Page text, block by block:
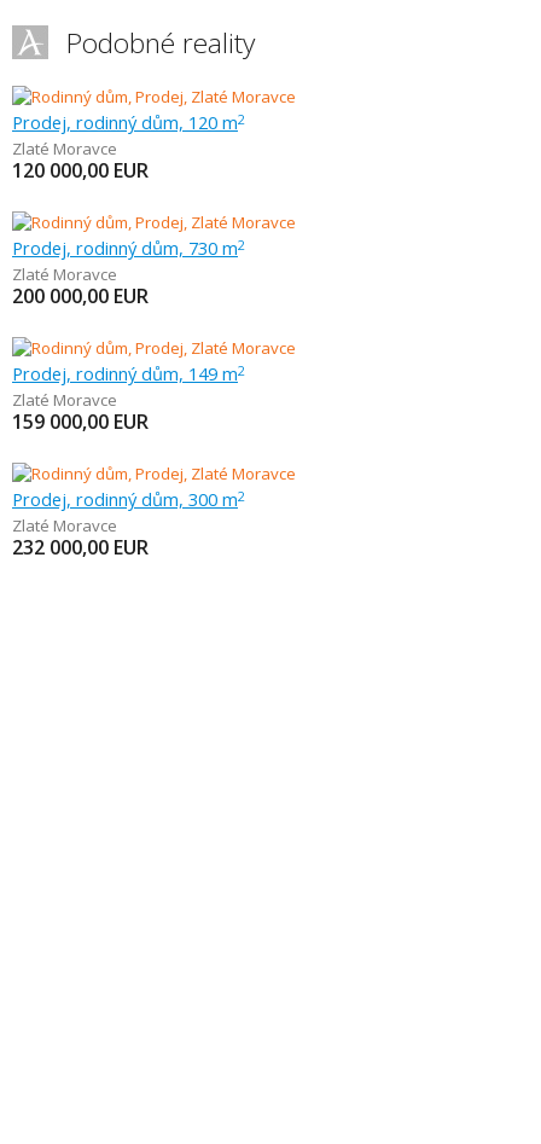
Podobné reality
Prodej, rodinný dům, 120 m2
Zlaté Moravce
120 000,00 EUR
Prodej, rodinný dům, 730 m2
Zlaté Moravce
200 000,00 EUR
Prodej, rodinný dům, 149 m2
Zlaté Moravce
159 000,00 EUR
Prodej, rodinný dům, 300 m2
Zlaté Moravce
232 000,00 EUR